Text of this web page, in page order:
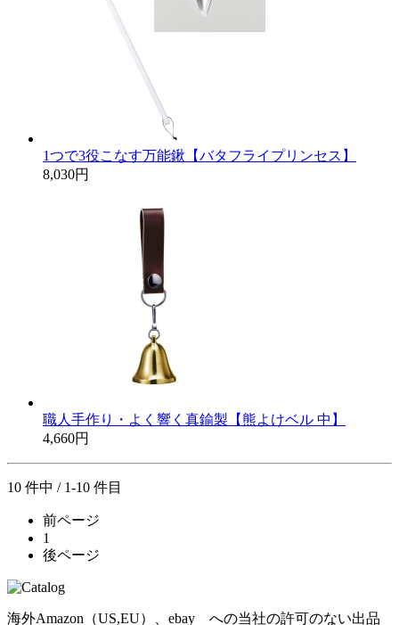
1つで3役こなす万能鍬【バタフライプリンセス】
8,030円
職人手作り・よく響く真鍮製【熊よけベル 中】
4,660円
10 件中 / 1-10 件目
前ページ
1
後ページ
海外Amazon（US,EU）、ebay への当社の許可のない出品